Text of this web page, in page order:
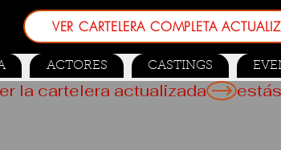
VER CARTELERA COMPLETA
ACTORES CASTINGS
la cartelera actualizada